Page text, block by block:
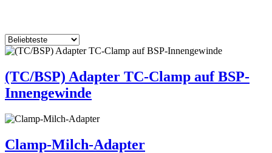
(TC/BSP) Adapter TC-Clamp auf BSP-
Innengewinde
Clamp-Milch-Adapter